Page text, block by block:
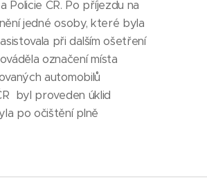
Policie ČR. Po příjezdu na
jedné osoby, které byla
při dalším ošetření
označení místa
automobilů
byl proveden úklid
po očištění plně